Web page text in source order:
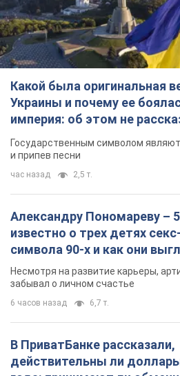
Государственным символом
и припев песни
час назад 2,5 т.
Александру Пономареву –
известно о трех детях секс-
символа 90-х и как они
забывал о личном счастье
В ПриватБанке рассказали,
действительны ли
года: принимают ли
банки такие купюры
принимают старые доллары